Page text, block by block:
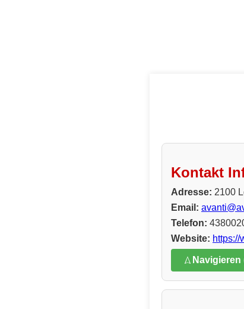
Kontakt
Adresse: 2100
Email:
Telefon:
Website: https://
Navigieren